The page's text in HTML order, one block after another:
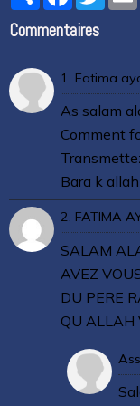
Commentaires
1. Fatima
As salam
Comment
Bara k
2. FATIMA
SALAM
AVEZ
DU PERE
QU ALLAH